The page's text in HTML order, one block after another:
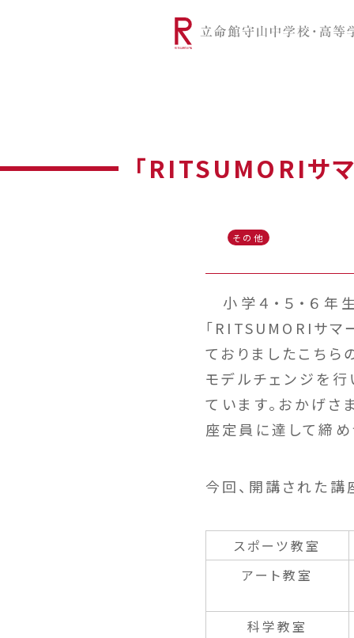
「RITSUMORIサ
その他
小学４・５・６年
「RITSUMORIサマ
ておりましたこち
モデルチェンジを
ています。おかげ
座定員に達して締め
今回、開講された講
スポーツ教室
アート教室
科学教室